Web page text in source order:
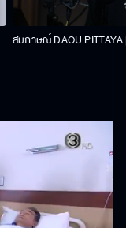
สัมภาษณ์ DAOU PITTAYA